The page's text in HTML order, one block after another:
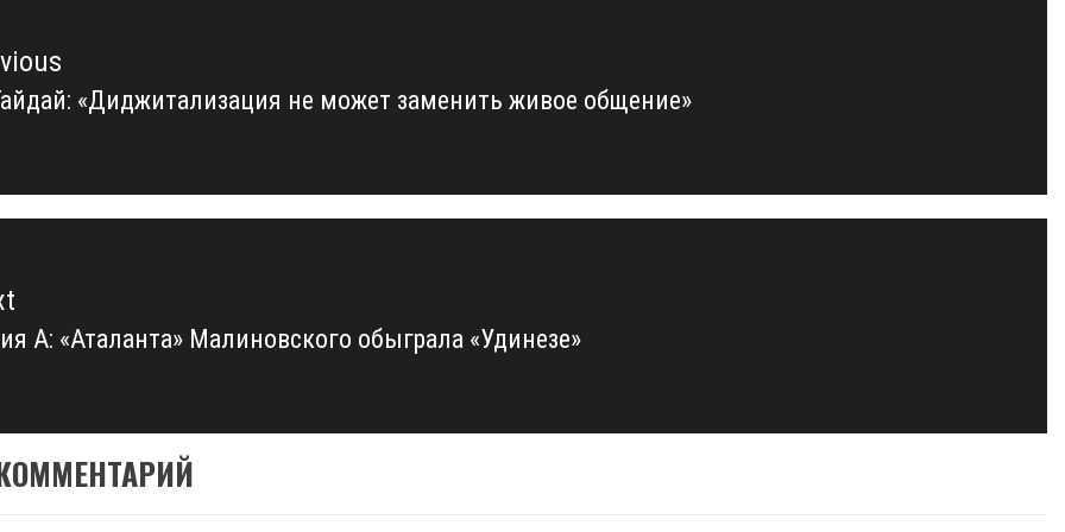
«Диджитализация не может заменить живое общение»
А: «Аталанта» Малиновского обыграла «Удинезе»